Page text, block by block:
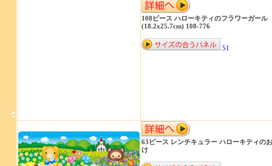
108ピース ハローキティのフラワーガール
(18.2x25.7cm) 108-776
51
63ピース レンチキュラー ハローキティの
け